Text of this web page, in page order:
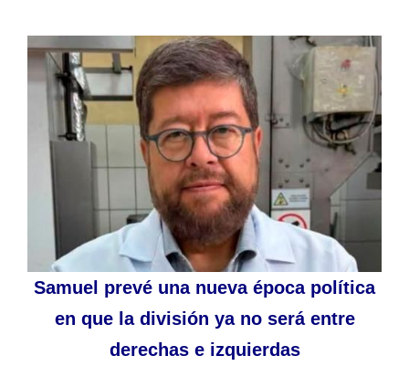
Samuel prevé una nueva época política
en que la división ya no será entre
derechas e izquierdas